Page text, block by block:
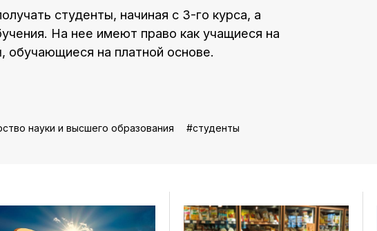
студенты, начиная с 3-го курса, а
На нее имеют право как учащиеся на
на платной основе.
науки и высшего образования студенты